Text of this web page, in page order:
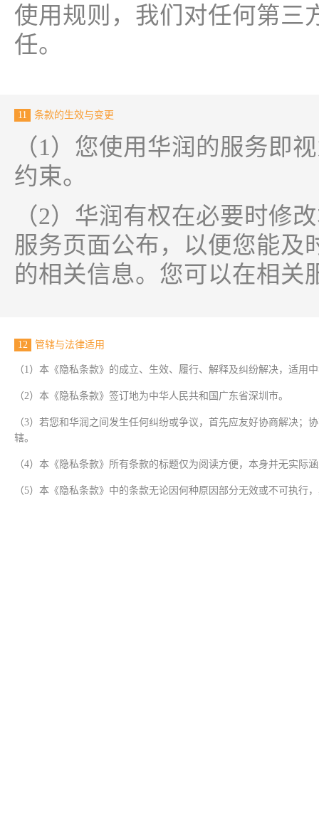
使用规则，我们对任何第三
任。
11 条款的生效与变更
（1）您使用华润的服务即
约束。
（2）华润有权在必要时修
服务页面公布，以便您能及
的相关信息。您可以在相关
12 管辖与法律适用
（1）本《隐私条款》的成立、生效、履行、解释及纠纷解决，适用
（2）本《隐私条款》签订地为中华人民共和国广东省深圳市。
（3）若您和华润之间发生任何纠纷或争议，首先应友好协商解决
辖。
（4）本《隐私条款》所有条款的标题仅为阅读方便，本身并无实际
（5）本《隐私条款》中的条款无论因何种原因部分无效或不可执行